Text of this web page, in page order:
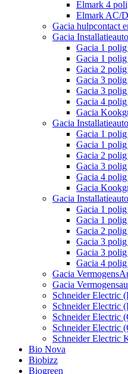
Elmark 4
Elmark AC/
Gacia hulpcontact
Gacia
Gacia 1
Gacia 1
Gacia 2
Gacia 3
Gacia 3
Gacia 4
Gacia
Gacia
Gacia 1
Gacia 1
Gacia 2
Gacia 3
Gacia 4
Gacia
Gacia
Gacia 1
Gacia 1
Gacia 2
Gacia 3
Gacia 3
Gacia 4
Gacia
Gacia
Schneider Electric
Schneider Electric
Schneider Electric
Schneider Electric
Schneider Electric
Bio Nova
Biobizz
Biogreen